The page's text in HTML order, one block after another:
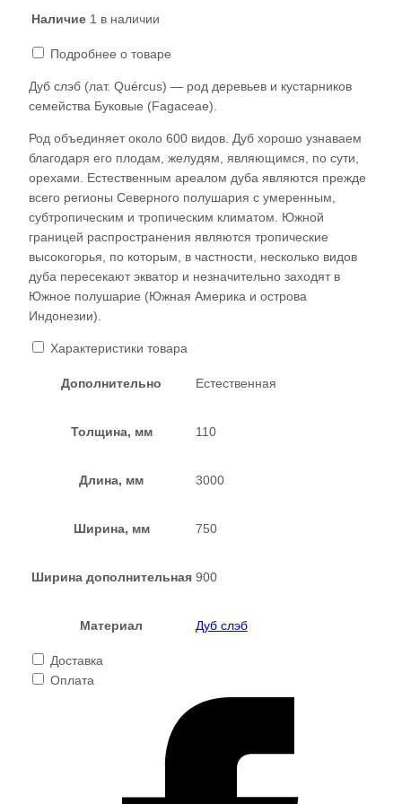
Наличие 1 в наличии
Подробнее о товаре
Дуб слэб (лат. Quércus) — род деревьев и кустарников
семейства Буковые (Fagaceae).
Род объединяет около 600 видов. Дуб хорошо узнаваем
благодаря его плодам, желудям, являющимся, по сути,
орехами. Естественным ареалом дуба являются прежде
всего регионы Северного полушария с умеренным,
субтропическим и тропическим климатом. Южной
границей распространения являются тропические
высокогорья, по которым, в частности, несколько видов
дуба пересекают экватор и незначительно заходят в
Южное полушарие (Южная Америка и острова
Индонезии).
Характеристики товара
Дополнительно Естественная
Толщина, мм 110
Длина, мм 3000
Ширина, мм 750
Ширина дополнительная 900
Материал Дуб слэб
Доставка
Оплата